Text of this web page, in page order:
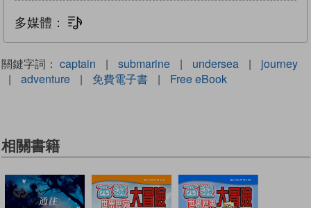
多媒體：
關鍵字詞： captain | submarine | undersea |
journey
|
adventure | 免費電子書 | Free eBook
相關書籍